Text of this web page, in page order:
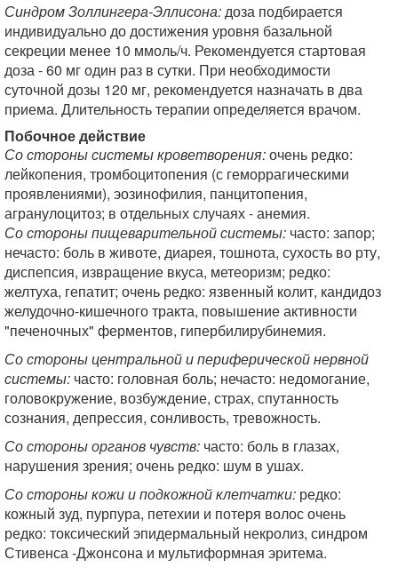
Синдром Золлингера-Эллисона:доза подбирается
индивидуально до достижения уровня базальной
секреции менее 10 ммоль/ч. Рекомендуется стартовая
доза - 60 мг один раз в сутки. При необходимости
суточной дозы 120 мг, рекомендуется назначать в два
приема. Длительность терапии определяется врачом.
Побочное действие
Со стороны системы кроветворения:очень редко:
лейкопения, тромбоцитопения (с геморрагическими
проявлениями), эозинофилия, панцитопения,
агранулоцитоз; в отдельных случаях - анемия.
Со стороны пищеварительной системы: часто: запор;
нечасто: боль в животе, диарея, тошнота, сухость во рту,
диспепсия, извращение вкуса, метеоризм; редко:
желтуха, гепатит; очень редко: язвенный колит, кандидоз
желудочно-кишечного тракта, повышение активности
"печеночных" ферментов, гипербилирубинемия.
Со стороны центральной и периферической нервной
системы: часто: головная боль; нечасто: недомогание,
головокружение, возбуждение, страх, спутанность
сознания, депрессия, сонливость, тревожность.
Со стороны органов чувств: часто: боль в глазах,
нарушения зрения; очень редко: шум в ушах.
Со стороны кожи и подкожной клетчатки: редко:
кожный зуд, пурпура, петехии и потеря волос очень
редко: токсический эпидермальный некролиз, синдром
Стивенса -Джонсона и мультиформная эритема.